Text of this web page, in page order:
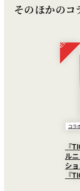
そのほかのコ
コラ
『
ル
シ
『